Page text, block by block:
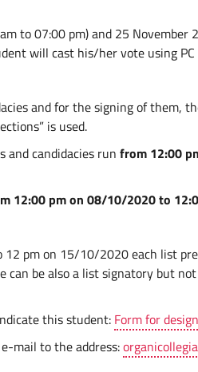
to 07:00 pm) and 25 November
will cast his/her vote using
and for the signing of them,
is used.
and candidacies run from 12:00
12:00 pm on 08/10/2020 to
pm on 15/10/2020 each list
be also a list signatory but
this student: Form for
mail to the address: